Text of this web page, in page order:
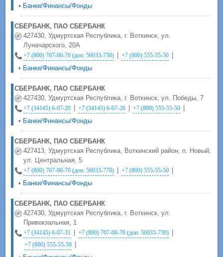
• Банки/Финансы/Фонды
СБЕРБАНК, ПАО СБЕРБАНК
427430, Удмуртская Республика, г. Воткинск, ул.
Луначарского, 20А
+7 (800) 707-00-70 (доп. 56033-750) | +7 (800) 555-55-50 |
• Банки/Финансы/Фонды
СБЕРБАНК, ПАО СБЕРБАНК
427430, Удмуртская Республика, г. Воткинск, ул. Победы, 7
+7 (34145) 6-07-20 | +7 (34145) 6-07-26 | +7 (800) 555-55-50 |
• Банки/Финансы/Фонды
СБЕРБАНК, ПАО СБЕРБАНК
427413, Удмуртская Республика, Воткинский район, п. Новый,
ул. Центральная, 5
+7 (800) 707-00-70 (доп. 56033-770) | +7 (800) 555-55-50 |
• Банки/Финансы/Фонды
СБЕРБАНК, ПАО СБЕРБАНК
427430, Удмуртская Республика, г. Воткинск, ул.
Привокзальная, 1
+7 (34145) 6-07-31 | +7 (800) 707-00-70 (доп. 56033-730) |
+7 (800) 555-55-50 |